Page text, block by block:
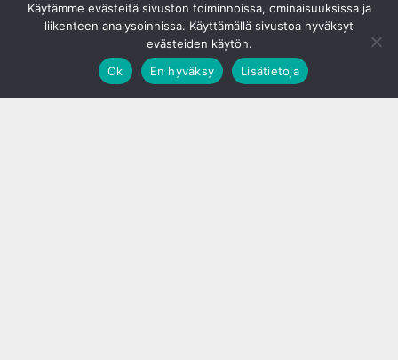
Käytämme evästeitä sivuston toiminnoissa, ominaisuuksissa ja
liikenteen analysoinnissa. Käyttämällä sivustoa hyväksyt
evästeiden käytön.
Ok
En hyväksy Lisätietoja